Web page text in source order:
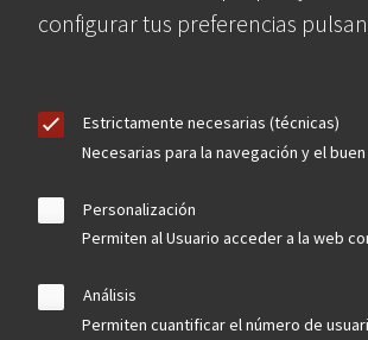
configurar tus preferencias
Estrictamente necesarias (técnicas)
Necesarias para la navegación y el
Personalización
Permiten al Usuario acceder a la web
Análisis
Permiten cuantificar el número de